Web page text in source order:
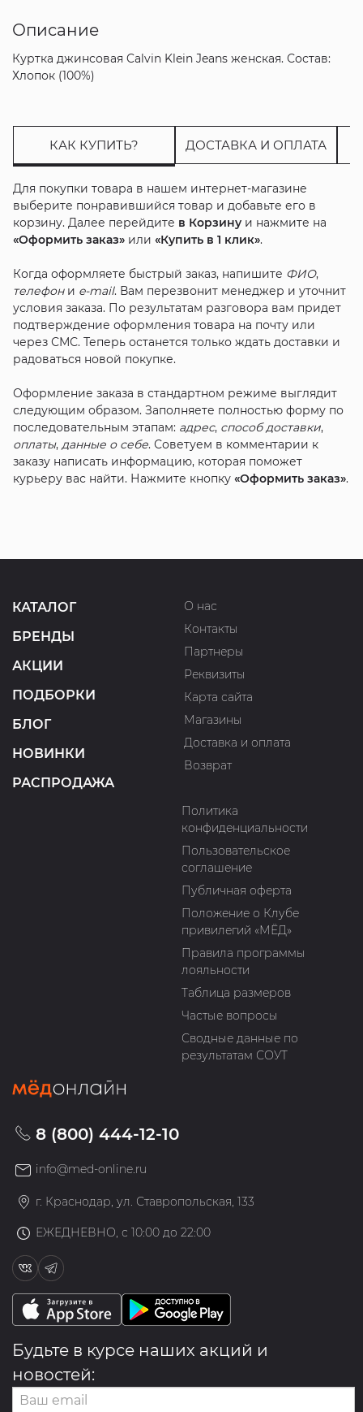
Описание
Куртка джинсовая Calvin Klein Jeans женская. Состав:
Хлопок (100%)
КАК КУПИТЬ? ДОСТАВКА И ОПЛАТА
Для покупки товара в нашем интернет-магазине
выберите понравившийся товар и добавьте его в
корзину. Далее перейдите в Корзинуи нажмите на
«Оформить заказ»или «Купить в 1 клик».
Когда оформляете быстрый заказ, напишите ФИО,
телефони e-mail. Вам перезвонит менеджер и уточнит
условия заказа. По результатам разговора вам придет
подтверждение оформления товара на почту или
через СМС. Теперь останется только ждать доставки и
радоваться новой покупке.
Оформление заказа в стандартном режиме выглядит
следующим образом. Заполняете полностью форму по
последовательным этапам: адрес, способ доставки,
оплаты, данные о себе. Советуем в комментарии к
заказу написать информацию, которая поможет
курьеру вас найти. Нажмите кнопку «Оформить заказ».
КАТАЛОГ
БРЕНДЫ
АКЦИИ
ПОДБОРКИ
БЛОГ
НОВИНКИ
РАСПРОДАЖА
О нас
Контакты
Партнеры
Реквизиты
Карта сайта
Магазины
Доставка и оплата
Возврат
Политика
конфиденциальности
Пользовательское
соглашение
Публичная оферта
Положение о Клубе
привилегий «МЁД»
Правила программы
лояльности
Таблица размеров
Частые вопросы
Сводные данные по
результатам СОУТ
8 (800) 444-12-10
info@med-online.ru
г. Краснодар, ул. Ставропольская, 133
ЕЖЕДНЕВНО, с 10:00 до 22:00
Будьте в курсе наших акций и
новостей: